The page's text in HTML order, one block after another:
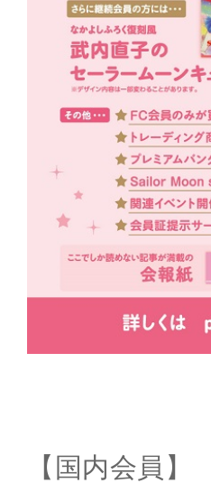
【国内会員】